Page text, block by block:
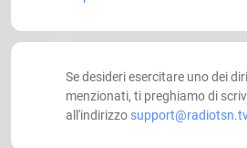
Se desideri esercitare uno dei
menzionati, ti preghiamo di
all'indirizzo